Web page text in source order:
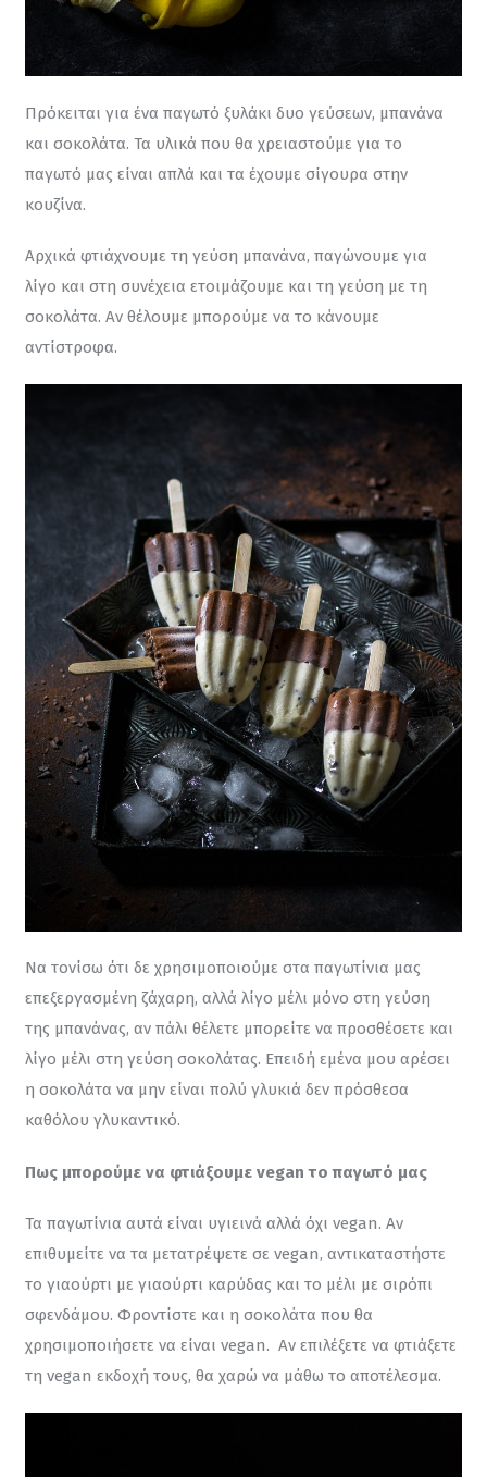
Πρόκειται για ένα παγωτό ξυλάκι δυο γεύσεων, μπανάνα
και σοκολάτα. Τα υλικά που θα χρειαστούμε για το
παγωτό μας είναι απλά και τα έχουμε σίγουρα στην
κουζίνα.
Αρχικά φτιάχνουμε τη γεύση μπανάνα, παγώνουμε για
λίγο και στη συνέχεια ετοιμάζουμε και τη γεύση με τη
σοκολάτα. Αν θέλουμε μπορούμε να το κάνουμε
αντίστροφα.
Να τονίσω ότι δε χρησιμοποιούμε στα παγωτίνια μας
επεξεργασμένη ζάχαρη, αλλά λίγο μέλι μόνο στη γεύση
της μπανάνας, αν πάλι θέλετε μπορείτε να προσθέσετε και
λίγο μέλι στη γεύση σοκολάτας. Επειδή εμένα μου αρέσει
η σοκολάτα να μην είναι πολύ γλυκιά δεν πρόσθεσα
καθόλου γλυκαντικό.
Πως μπορούμε να φτιάξουμε vegan το παγωτό μας
Τα παγωτίνια αυτά είναι υγιεινά αλλά όχι vegan. Αν
επιθυμείτε να τα μετατρέψετε σε vegan, αντικαταστήστε
το γιαούρτι με γιαούρτι καρύδας και το μέλι με σιρόπι
σφενδάμου. Φροντίστε και η σοκολάτα που θα
χρησιμοποιήσετε να είναι vegan.  Αν επιλέξετε να φτιάξετε
τη vegan εκδοχή τους, θα χαρώ να μάθω το αποτέλεσμα.